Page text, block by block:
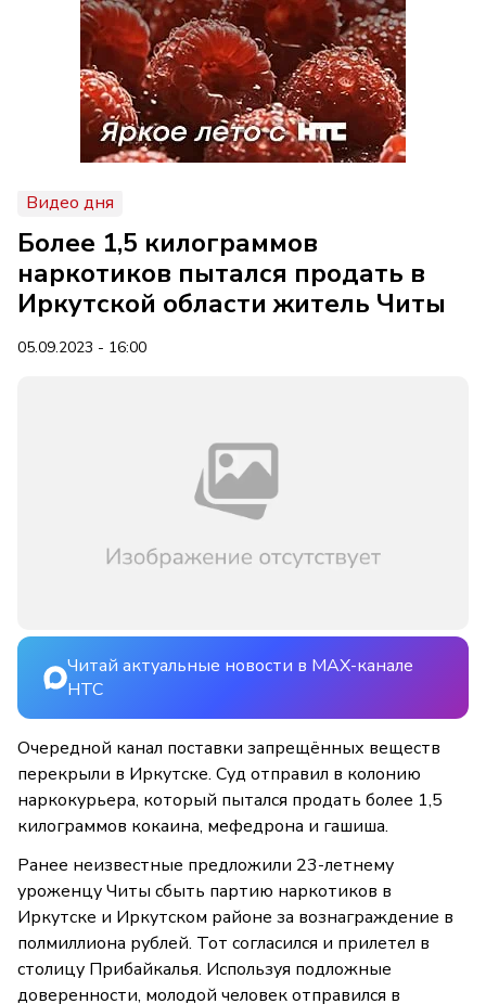
Видео дня
Более 1,5 килограммов
наркотиков пытался продать в
Иркутской области житель Читы
05.09.2023 - 16:00
Читай актуальные новости в MAX-канале
НТС
Очередной канал поставки запрещённых веществ
перекрыли в Иркутске. Суд отправил в колонию
наркокурьера, который пытался продать более 1,5
килограммов кокаина, мефедрона и гашиша.
Ранее неизвестные предложили 23-летнему
уроженцу Читы сбыть партию наркотиков в
Иркутске и Иркутском районе за вознаграждение в
полмиллиона рублей. Тот согласился и прилетел в
столицу Прибайкалья. Используя подложные
доверенности, молодой человек отправился в